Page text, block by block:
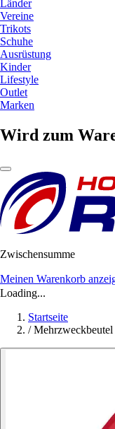
Länder
Vereine
Trikots
Schuhe
Ausrüstung
Kinder
Lifestyle
Outlet
Marken
Wird zum
Zwischensumme
Meinen Warenkorb
Loading...
Startseite
/